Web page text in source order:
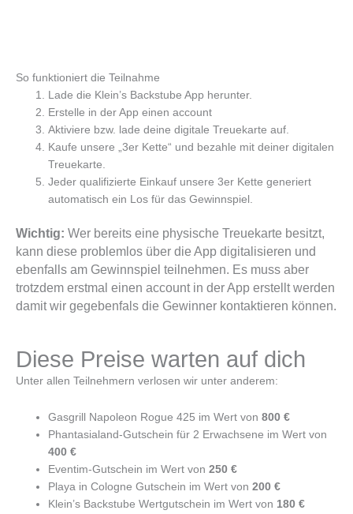
So funktioniert die Teilnahme
Lade die Klein’s Backstube App herunter.
Erstelle in der App einen account
Aktiviere bzw. lade deine digitale Treuekarte auf.
Kaufe unsere „3er Kette“ und bezahle mit deiner digitalen
Treuekarte.
Jeder qualifizierte Einkauf unsere 3er Kette generiert
automatisch ein Los für das Gewinnspiel.
Wichtig: Wer bereits eine physische Treuekarte besitzt,
kann diese problemlos über die App digitalisieren und
ebenfalls am Gewinnspiel teilnehmen. Es muss aber
trotzdem erstmal einen account in der App erstellt werden
damit wir gegebenfals die Gewinner kontaktieren können.
Diese Preise warten auf dich
Unter allen Teilnehmern verlosen wir unter anderem:
Gasgrill Napoleon Rogue 425 im Wert von800 €
Phantasialand-Gutschein für 2 Erwachsene im Wert von
400 €
Eventim-Gutschein im Wert von250 €
Playa in Cologne Gutschein im Wert von200 €
Klein’s Backstube Wertgutschein im Wert von 180 €